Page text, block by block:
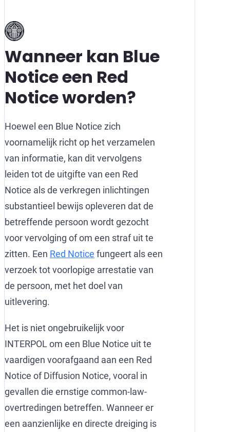
Wanneer kan Blue
Notice een Red
Notice worden?
Hoewel een Blue Notice zich
voornamelijk richt op het verzamelen
van informatie, kan dit vervolgens
leiden tot de uitgifte van een Red
Notice als de verkregen inlichtingen
substantieel bewijs opleveren dat de
betreffende persoon wordt gezocht
voor vervolging of om een straf uit te
zitten. Een Red Notice fungeert als een
verzoek tot voorlopige arrestatie van
de persoon, met het doel van
uitlevering.
Het is niet ongebruikelijk voor
INTERPOL om een Blue Notice uit te
vaardigen voorafgaand aan een Red
Notice of Diffusion Notice, vooral in
gevallen die ernstige common-law-
overtredingen betreffen. Wanneer er
een aanzienlijke en directe dreiging is